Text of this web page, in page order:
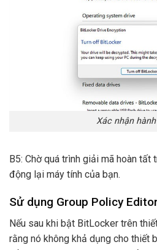
Xác nhận
B5: Chờ quá trình giải mã hoàn
động lại máy tính của bạn.
Sử dụng Group Policy
Nếu sau khi bật BitLocker trên
rằng nó không khả dụng cho thiết